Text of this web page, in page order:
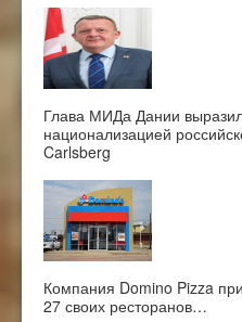
Глава МИДа Дании
национализацией
Carlsberg
Компания Domino Pizza
27 своих ресторанов…